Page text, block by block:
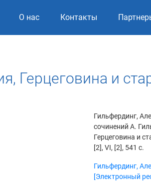
О нас Контакты
Герцеговина и
Гильфердинг,
сочинений А.
Герцеговина и
[2], VI, [2], 541 с.
Гильфердинг,
[Электронный